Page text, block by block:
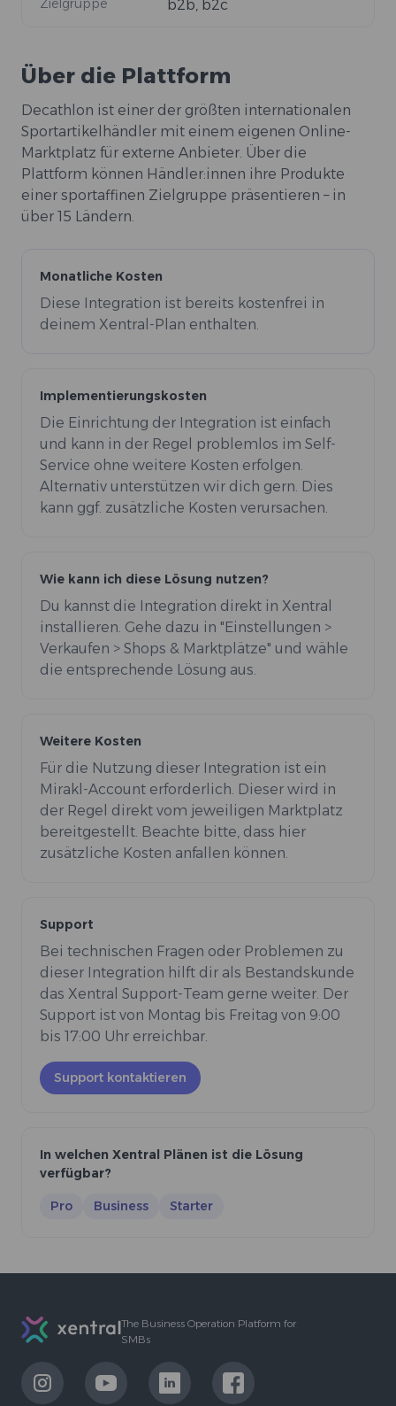
Zielgruppe b2b, b2c
Über die Plattform
Decathlon ist einer der größten internationalen
Sportartikelhändler mit einem eigenen Online-
Marktplatz für externe Anbieter. Über die
Plattform können Händler:innen ihre Produkte
einer sportaffinen Zielgruppe präsentieren – in
über 15 Ländern.
Monatliche Kosten
Diese Integration ist bereits kostenfrei in
deinem Xentral-Plan enthalten.
Implementierungskosten
Die Einrichtung der Integration ist einfach
und kann in der Regel problemlos im Self-
Service ohne weitere Kosten erfolgen.
Alternativ unterstützen wir dich gern. Dies
kann ggf. zusätzliche Kosten verursachen.
Wie kann ich diese Lösung nutzen?
Du kannst die Integration direkt in Xentral
installieren. Gehe dazu in "Einstellungen >
Verkaufen > Shops & Marktplätze" und wähle
die entsprechende Lösung aus.
Weitere Kosten
Für die Nutzung dieser Integration ist ein
Mirakl-Account erforderlich. Dieser wird in
der Regel direkt vom jeweiligen Marktplatz
bereitgestellt. Beachte bitte, dass hier
zusätzliche Kosten anfallen können.
Support
Bei technischen Fragen oder Problemen zu
dieser Integration hilft dir als Bestandskunde
das Xentral Support-Team gerne weiter. Der
Support ist von Montag bis Freitag von 9:00
bis 17:00 Uhr erreichbar.
Support kontaktieren
In welchen Xentral Plänen ist die Lösung
verfügbar?
Pro Business Starter
The Business Operation Platform for
SMBs
LinkExternalLinkExternalLinkExternalLinkExternal